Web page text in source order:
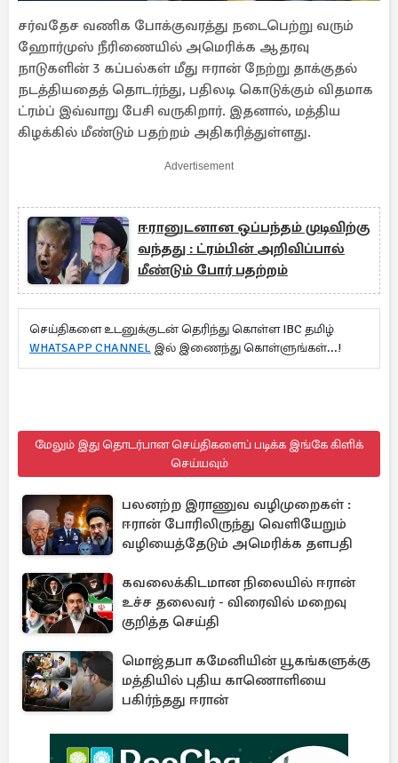
சர்வதேச வணிக போக்குவரத்து நடைபெற்று வரும்
ஹோர்முஸ் நீரிணையில் அமெரிக்க ஆதரவு
நாடுகளின் 3 கப்பல்கள் மீது ஈரான் நேற்று தாக்குதல்
நடத்தியதைத் தொடர்ந்து, பதிலடி கொடுக்கும் விதமாக
ட்ரம்ப் இவ்வாறு பேசி வருகிறார். இதனால், மத்திய
கிழக்கில் மீண்டும் பதற்றம் அதிகரித்துள்ளது.
Advertisement
ஈரானுடனான ஒப்பந்தம் முடிவிற்கு
வந்தது : ட்ரம்பின் அறிவிப்பால்
மீண்டும் போர் பதற்றம்
செய்திகளை உடனுக்குடன் தெரிந்து கொள்ள IBC தமிழ்
WHATSAPP CHANNEL இல் இணைந்து கொள்ளுங்கள்...!
மேலும் இது தொடர்பான செய்திகளைப் படிக்க இங்கே கிளிக்
செய்யவும்
பலனற்ற இராணுவ வழிமுறைகள் :
ஈரான் போரிலிருந்து வெளியேறும்
வழியைத்தேடும் அமெரிக்க தளபதி
கவலைக்கிடமான நிலையில் ஈரான்
உச்ச தலைவர் - விரைவில் மறைவு
குறித்த செய்தி
மொஜ்தபா கமேனியின் யூகங்களுக்கு
மத்தியில் புதிய காணொளியை
பகிர்ந்தது ஈரான்